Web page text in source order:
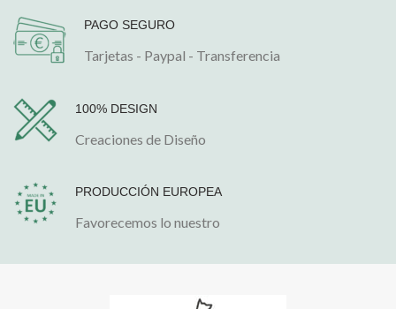
PAGO SEGURO
Tarjetas - Paypal - Transferencia
100% DESIGN
Creaciones de Diseño
PRODUCCIÓN EUROPEA
Favorecemos lo nuestro